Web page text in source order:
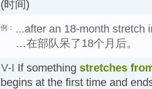
(时间)
例：
...after an 18-month stretch
…在部队呆了18个月后。
V-I If something stretches
begins at the first time and